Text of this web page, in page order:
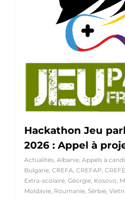
Hackathon Jeu
2026 : Appel à
Actualités, Albanie, Appels à
Bulgarie, CREFA, CREFAP,
Extra-scolaire, Géorgie, Kosovo,
Moldavie, Roumanie, Sérbie,